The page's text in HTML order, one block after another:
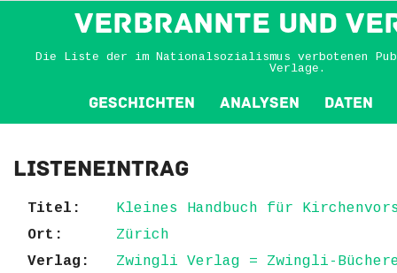
VERBRANNTE und
Die Liste der im Nationalsozialismus verbotenen
Verlage.
Geschichten Analysen Daten
Listeneintrag
Titel:
Kleines Handbuch für
Ort:
Zürich
Verlag:
Zwingli Verlag = Zwingli-